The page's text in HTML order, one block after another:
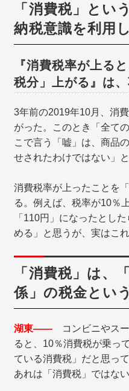
「消費税」とい
納税意識を利用
『消費税率が上る
税分」上がる』は
3年前の2019年10月、消
がった。このとき「全て
こで言う「嘘」は、商品
せされたわけではない」
消費税率が上ったことを
る。例えば、税率が10％
「110円」になったとし
める」と思うが、実はこれ
「消費税」は、
係」の税金とい
湖東―― コンビニやス
ると、10％消費税が乗っ
ている消費税」だと思っ
あれは「消費税」ではない